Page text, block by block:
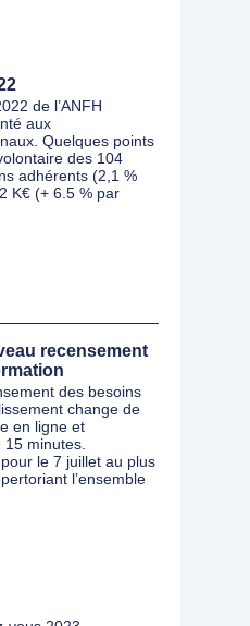
de l’ANFH
aux
Quelques points
des 104
adhérents (2,1 %
K€ (+ 6.5 % par
recensement
des besoins
change de
en ligne et
minutes.
le 7 juillet au plus
l’ensemble